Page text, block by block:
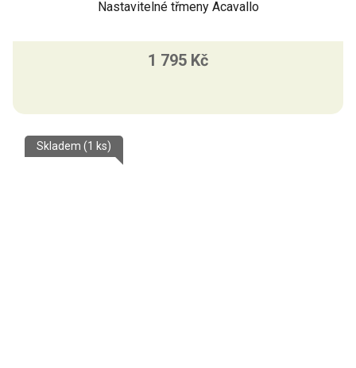
Nastavitelné třmeny Acavallo
1 795 Kč
Skladem (1 ks)